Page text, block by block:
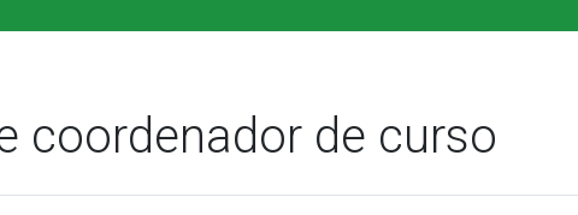
coordenador de curso